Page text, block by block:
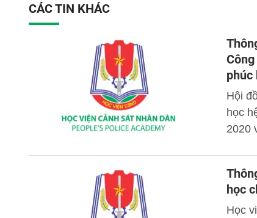
CÁC TIN KHÁC
phúc
Hội
học
2020
học
Học